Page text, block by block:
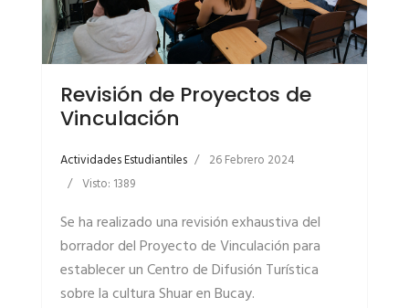
Revisión de Proyectos de
Vinculación
Actividades Estudiantiles
26 Febrero 2024
Visto: 1389
Se ha realizado una revisión exhaustiva del
borrador del Proyecto de Vinculación para
establecer un Centro de Difusión Turística
sobre la cultura Shuar en Bucay.